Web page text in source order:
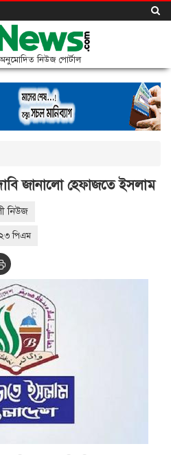
অনুমোদিত নিউজ পোর্টাল
জানালো হেফাজতে ইসলাম
নিউজ
পিএম